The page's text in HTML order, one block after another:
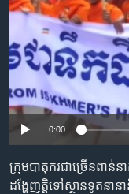
តែ​
រំលង​
និង​
ទៅ​
រំលង​
កម្ពុជាច្នៃប្រតិដ្ឋ
ព្រឹត្តិការណ៍ព័ត៌មាន
ទូរទស្សន៍ / វីដេអូ​
វិទ្យុ / ផតខាសថ៍
កម្មវិធីទាំងអស់
Khmer English
No
0:00
ក្រុម​បាតុករ​ជា​ច្រើន​ពាន់​ន
ដង្ហែ​ញត្តិ​ទៅ​ស្ថានទូត​នាន